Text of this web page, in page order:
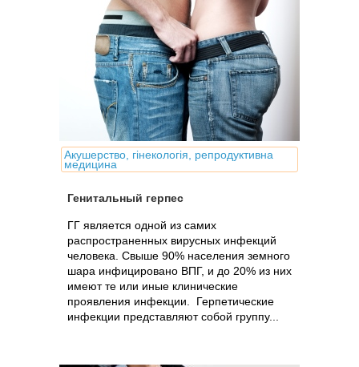
Акушерство, гінекологія, репродуктивна
медицина
Генитальный герпес
ГГ является одной из самих
распространенных вирусных инфекций
человека. Свыше 90% населения земного
шара инфицировано ВПГ, и до 20% из них
имеют те или иные клинические
проявления инфекции. Герпетические
инфекции представляют собой группу...